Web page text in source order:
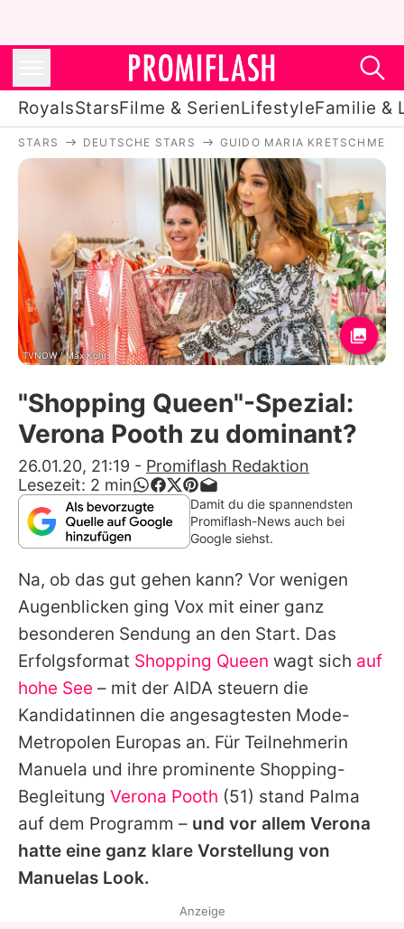
RoyalsStarsFilme & SerienLifestyleFamilie &
Royals
Stars
Filme & Serien
Lifestyle
Familie & Liebe
Promiflash Exklusiv
Alle Themen auf Promiflash
App runterladen
Team
Redaktionelle Richtlinien
Impressum
Datenschutzerklärung
Nutzungsbedingungen
Utiq verwalten
STARS DEUTSCHE STARS GUIDO MARIA KRETSCHMER
TVNOW / Max Kohr
"Shopping Queen"-Spezial:
Verona Pooth zu dominant?
26.01.20, 21:19 - Promiflash Redaktion
Lesezeit: 2 min
Damit du die spannendsten
Promiflash-News auch bei
Google siehst.
Na, ob das gut gehen kann? Vor wenigen
Augenblicken ging Vox mit einer ganz
besonderen Sendung an den Start. Das
Erfolgsformat Shopping Queen wagt sich auf
hohe See – mit der AIDA steuern die
Kandidatinnen die angesagtesten Mode-
Metropolen Europas an. Für Teilnehmerin
Manuela und ihre prominente Shopping-
Begleitung Verona Pooth (51) stand Palma
auf dem Programm – und vor allem Verona
hatte eine ganz klare Vorstellung von
Manuelas Look.
Anzeige